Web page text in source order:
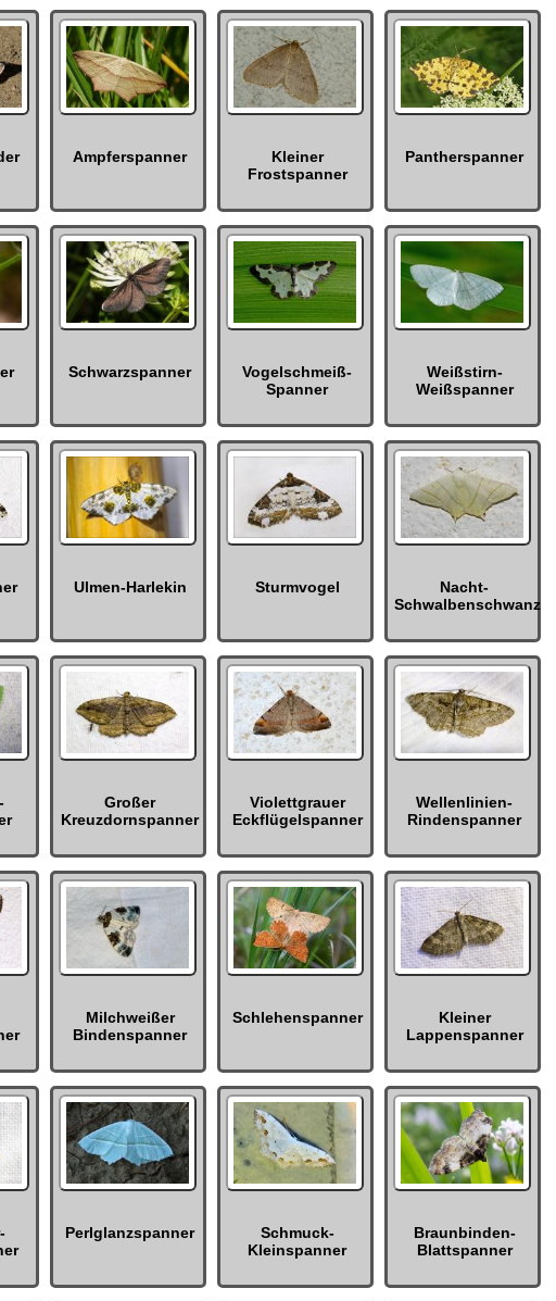
Ampferspanner
Kleiner
Frostspanner
Pantherspanner
Schwarzspanner
Vogelschmeiß-
Spanner
Weißstirn-
Weißspanner
Ulmen-Harlekin Sturmvogel
Nacht-
Schwalbenschwanz
Großer
Kreuzdornspanner
Violettgrauer
Eckflügelspanner
Wellenlinien-
Rindenspanner
Milchweißer
Bindenspanner
Schlehenspanner
Kleiner
Lappenspanner
Perlglanzspanner
Schmuck-
Kleinspanner
Braunbinden-
Blattspanner